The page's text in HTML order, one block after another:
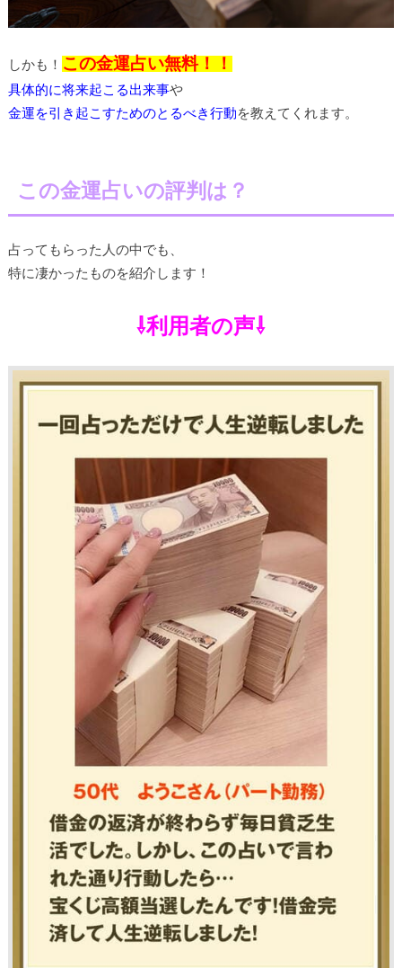
しかも！ この金運占い無料！！
具体的に将来起こる出来事や
金運を引き起こすためのとるべき行動を教えてくれます。
この金運占いの評判は？
占ってもらった人の中でも、
特に凄かったものを紹介します！
⇩利用者の声⇩